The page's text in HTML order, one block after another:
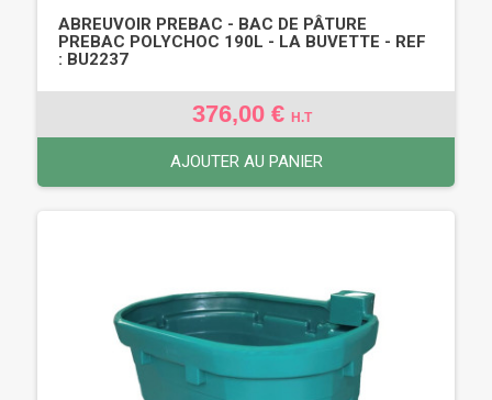
ABREUVOIR PREBAC - BAC DE PÂTURE
PREBAC POLYCHOC 190L - LA BUVETTE - REF
: BU2237
376,00 € H.T
AJOUTER AU PANIER